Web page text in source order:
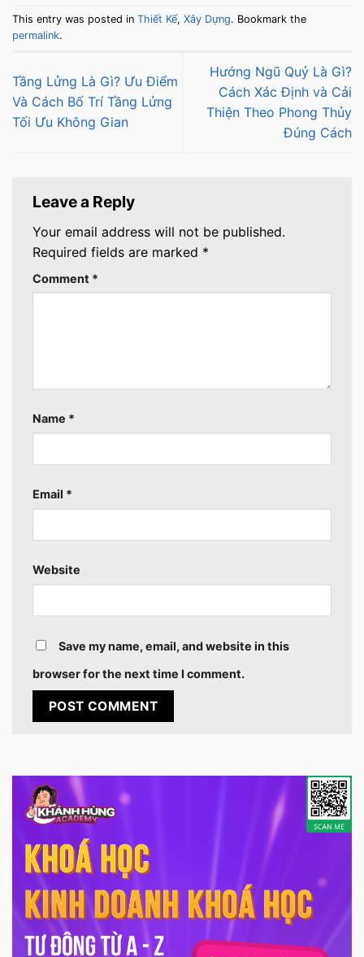
This entry was posted in Thiết Kế, Xây Dựng. Bookmark the
permalink.
Tầng Lửng Là Gì? Ưu Điểm
Và Cách Bố Trí Tầng Lửng
Tối Ưu Không Gian
Hướng Ngũ Quỷ Là Gì?
Cách Xác Định và Cải
Thiện Theo Phong Thủy
Đúng Cách
Leave a Reply
Your email address will not be published.
Required fields are marked *
Comment *
Name *
Email *
Website
Save my name, email, and website in this
browser for the next time I comment.